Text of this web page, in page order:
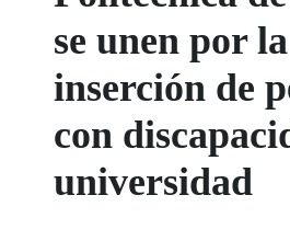
se unen por la
inserción de
con
universidad